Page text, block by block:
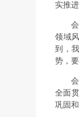
实推
领域
到，
势，
全面
巩固